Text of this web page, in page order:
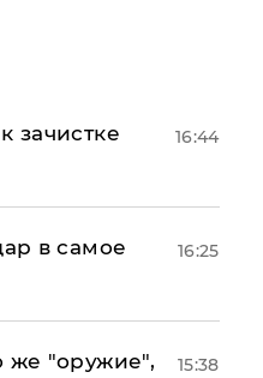
зачистке
16:44
в самое
16:25
же "оружие",
15:38